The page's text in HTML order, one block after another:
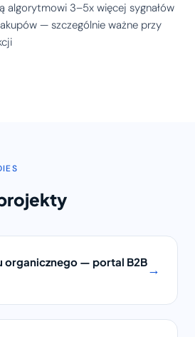
algorytmowi 3–5x więcej sygnałów
— szczególnie ważne przy
organicznego — portal B2B→